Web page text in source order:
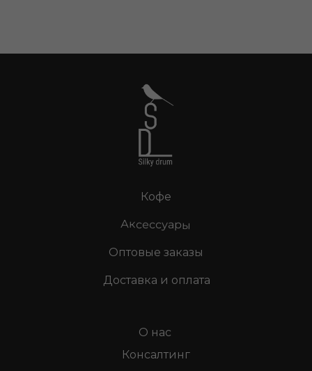
Кофе
Оптовые заказы
Консалтинг
О нас
Доставка и оплата
Аксессуары